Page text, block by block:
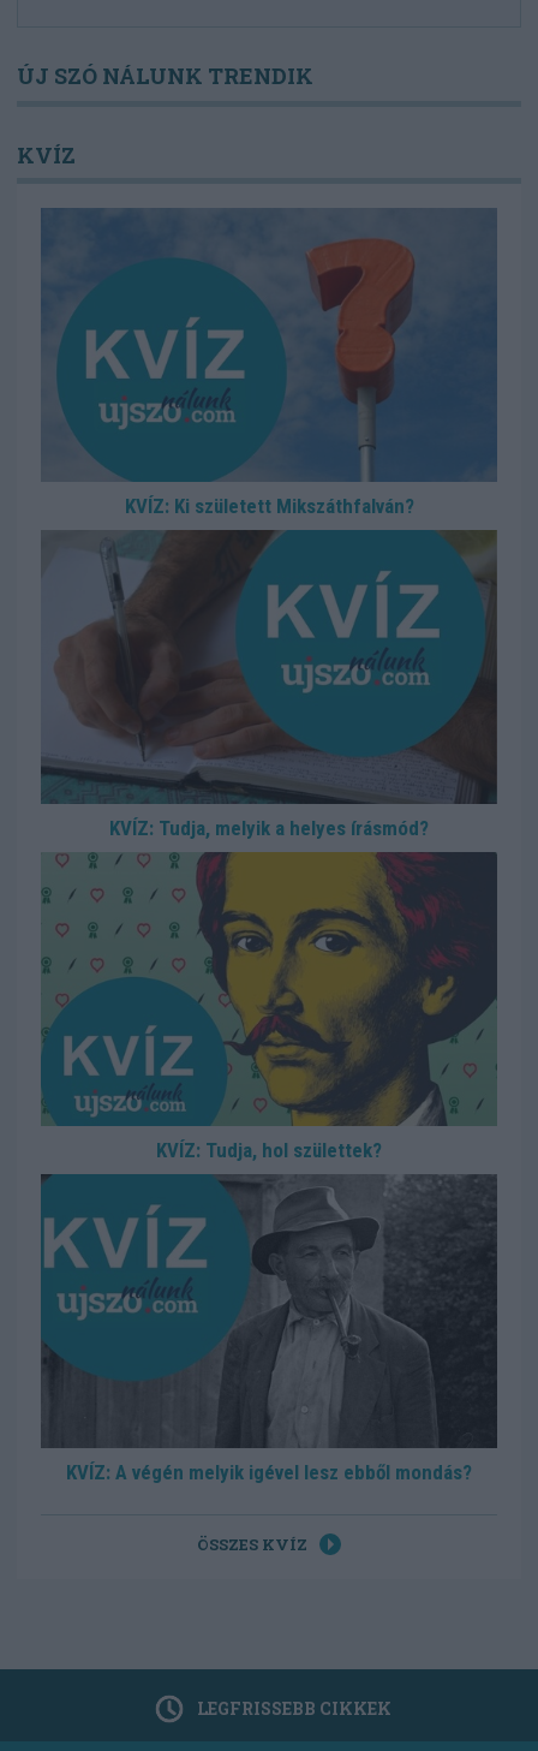
ÚJ SZÓ NÁLUNK TRENDIK
KVÍZ
KVÍZ: Ki született Mikszáthfalván?
KVÍZ: Tudja, melyik a helyes írásmód?
KVÍZ: Tudja, hol születtek?
KVÍZ: A végén melyik igével lesz ebből mondás?
ÖSSZES KVÍZ
LEGFRISSEBB CIKKEK